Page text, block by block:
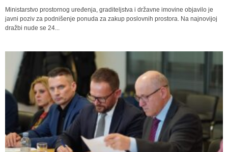
Ministarstvo prostornog uređenja, graditeljstva i državne imovine objavilo je
javni poziv za podnišenje ponuda za zakup poslovnih prostora. Na najnovijoj
dražbi nude se 24...